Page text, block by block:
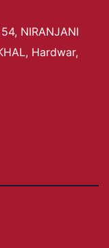
NIRANJANI
Hardwar,